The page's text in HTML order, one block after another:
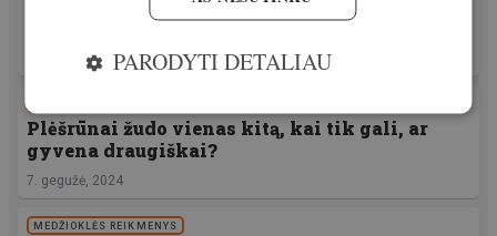
Pirmą kartą nustatyta baltojo lokio mirtis dėl
paukščių gripo
10. gegužė, 2024
Plėšrūnai žudo vienas kitą, kai tik gali, ar
gyvena draugiškai?
7. gegužė, 2024
MEDŽIOKLĖS REIKMENYS
PARODYTI DETALIAU